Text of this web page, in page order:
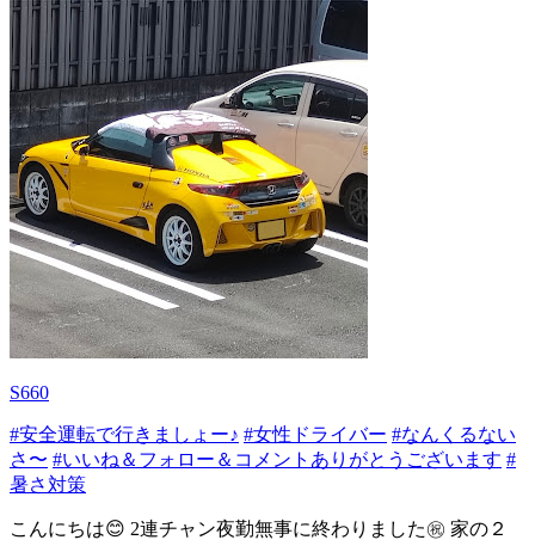
S660
#安全運転で行きましょー♪ #女性ドライバー #なんくるない
さ〜 #いいね＆フォロー＆コメントありがとうございます #
暑さ対策
こんにちは😊 2連チャン夜勤無事に終わりました㊗️ 家の２